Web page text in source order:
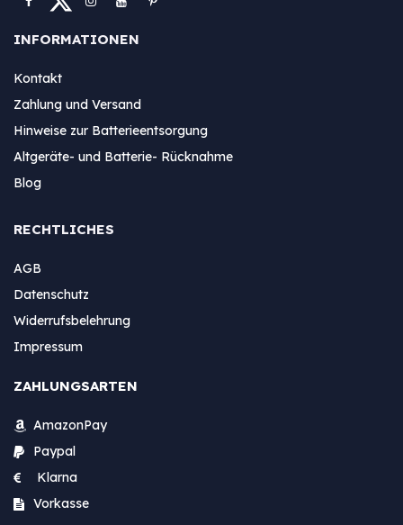
INFORMATIONEN
Kontakt
Zahlung und Versand
Hinweise zur Batterieentsorgung
Altgeräte- und Batterie- Rücknahme
Blog
RECHTLICHES
AGB
Datenschutz
Widerrufsbelehrung
Impressum
ZAHLUNGSARTEN
AmazonPay
Paypal
Klarna
Vorkasse